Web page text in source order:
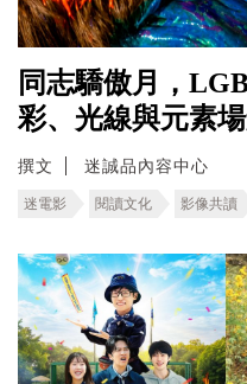
同志驕傲月，
彩、光線與元素
撰文 迷誠品內容中心
迷電影 閱讀文化 影像共讀